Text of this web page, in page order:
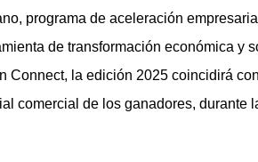
programa de aceleración
de transformación económica y
Connect, la edición 2025 coincidirá
comercial de los ganadores, durante